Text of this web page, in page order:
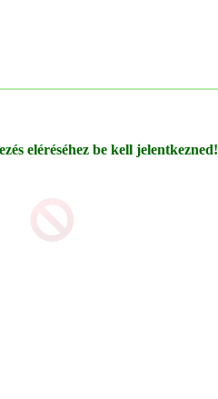
eléréséhez be kell jelentkezned!